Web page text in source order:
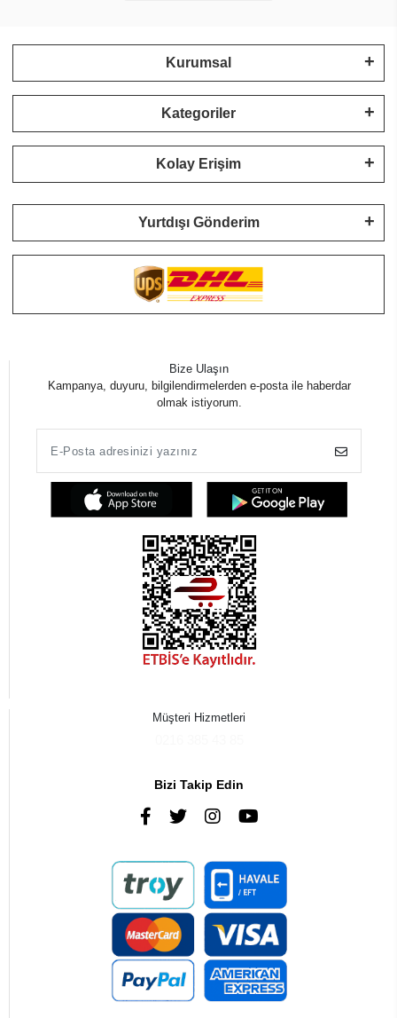
Kurumsal
Kategoriler
Kolay Erişim
Yurtdışı Gönderim
Bize Ulaşın
Kampanya, duyuru, bilgilendirmelerden e-posta ile haberdar
olmak istiyorum.
Müşteri Hizmetleri
Bizi Takip Edin